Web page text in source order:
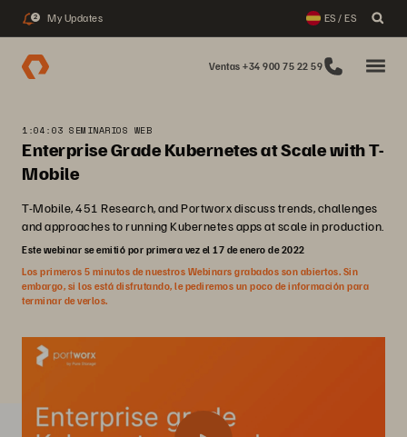
2 My Updates ES / ES
Ventas +34 900 75 22 59
1:04:03 SEMINARIOS WEB
Enterprise Grade Kubernetes at Scale with T-
Mobile
T-Mobile, 451 Research, and Portworx discuss trends, challenges
and approaches to running Kubernetes apps at scale in production.
Este webinar se emitió por primera vez el 17 de enero de 2022
Los primeros 5 minutos de nuestros Webinars grabados son abiertos. Sin
embargo, si los está disfrutando, le pediremos un poco de información para
terminar de verlos.